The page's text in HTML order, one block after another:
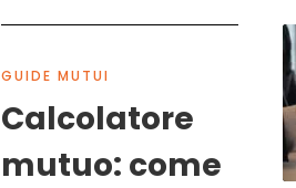
GUIDE MUTUI
Calcolatore
mutuo: come